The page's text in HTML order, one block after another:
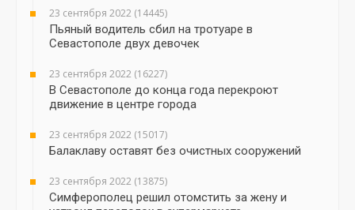
23 сентября 2022 (14445)
Пьяный водитель сбил на тротуаре в
Севастополе двух девочек
23 сентября 2022 (16227)
В Севастополе до конца года перекроют
движение в центре города
23 сентября 2022 (15017)
Балаклаву оставят без очистных сооружений
23 сентября 2022 (13875)
Симферополец решил отомстить за жену и